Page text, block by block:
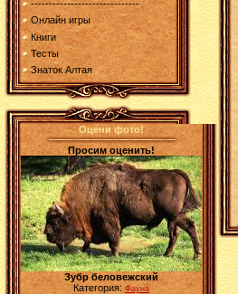
------------------------------
Онлайн игры
Книги
Тесты
Знаток Алтая
Оцени фото!
Просим оценить!
Зубр беловежский
Категория:Фауна